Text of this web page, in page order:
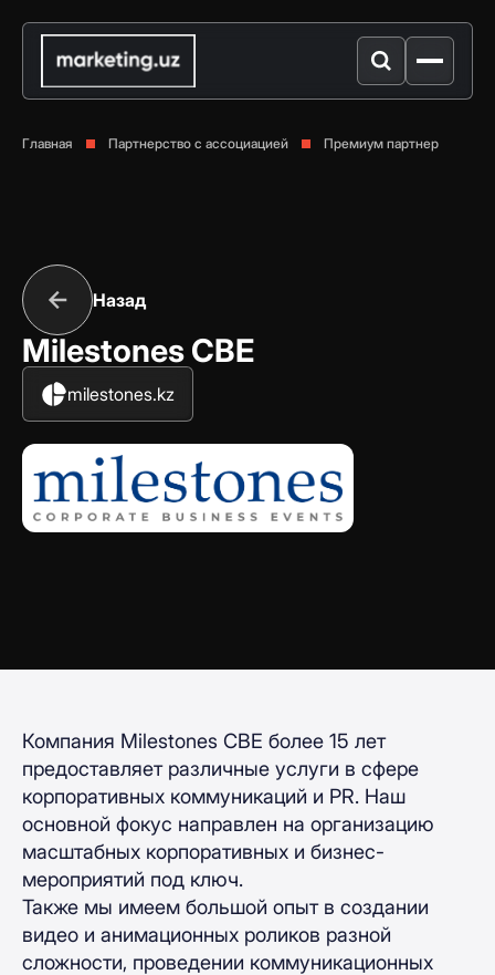
Главная Партнерство с ассоциацией Премиум партнер
Назад
Milestones CBE
milestones.kz
Компания Milestones CBE более 15 лет
предоставляет различные услуги в сфере
корпоративных коммуникаций и PR. Наш
основной фокус направлен на организацию
масштабных корпоративных и бизнес-
мероприятий под ключ.
Также мы имеем большой опыт в создании
видео и анимационных роликов разной
сложности, проведении коммуникационных